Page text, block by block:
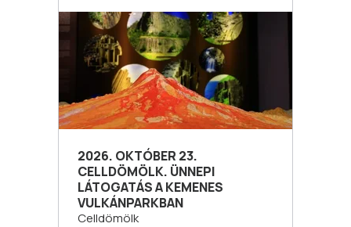
2026. OKTÓBER 23.
CELLDÖMÖLK. ÜNNEPI
LÁTOGATÁS A KEMENES
VULKÁNPARKBAN
Celldömölk